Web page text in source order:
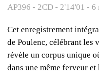
AP396 - 2CD - 2'14'01 - 6
Cet enregistrement
de Poulenc, célébrant les
révèle un corpus unique
dans une même ferveur et